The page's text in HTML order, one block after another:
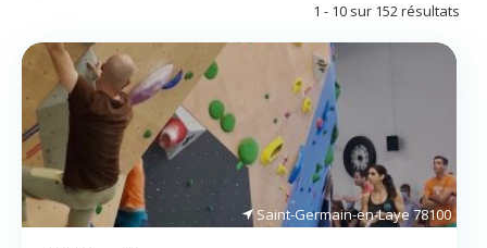
1 - 10 sur 152 résultats
Saint-Germain-en-Laye78100